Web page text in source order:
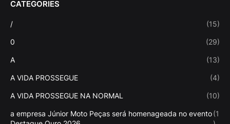
CATEGORIES
/ (15)
0 (29)
A (13)
A VIDA PROSSEGUE (4)
A VIDA PROSSEGUE NA NORMAL (10)
a empresa Júnior Moto Peças será homenageada no evento(1